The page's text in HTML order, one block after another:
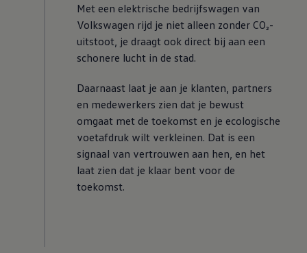
Met een elektrische bedrijfswagen van
Volkswagen rijd je niet alleen zonder CO₂-
uitstoot, je draagt ook direct bij aan een
schonere lucht in de stad.
Daarnaast laat je aan je klanten, partners
en medewerkers zien dat je bewust
omgaat met de toekomst en je ecologische
voetafdruk wilt verkleinen. Dat is een
signaal van vertrouwen aan hen, en het
laat zien dat je klaar bent voor de
toekomst.